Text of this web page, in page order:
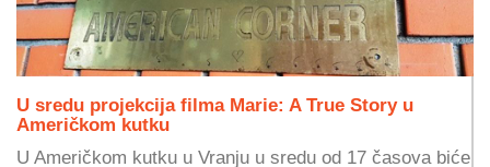
U sredu projekcija filma Marie: A True Story u
Američkom kutku
U Američkom kutku u Vranju u sredu od 17 časova biće